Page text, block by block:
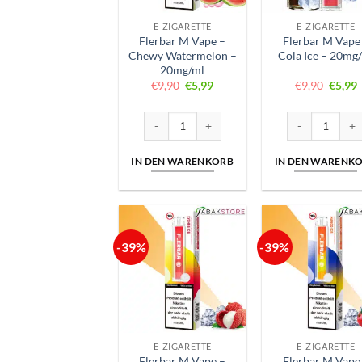
E-ZIGARETTE
Flerbar M Vape –
Chewy Watermelon –
20mg/ml
€9,90 Ursprünglicher
€5,99Aktueller
IN DEN WARENKORB
E-ZIGARETTE
Flerbar M Vape
Cola Ice –
€9,90 €5,99
IN DEN
-39%
E-ZIGARETTE
-39%
E-ZIGARETTE